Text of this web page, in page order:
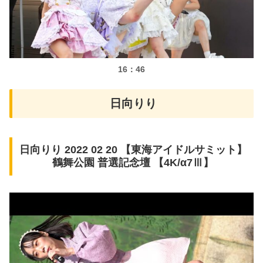
16：46
日向りり
日向りり 2022 02 20 【東海アイドルサミット】
鶴舞公園 普選記念壇 【4K/α7Ⅲ】